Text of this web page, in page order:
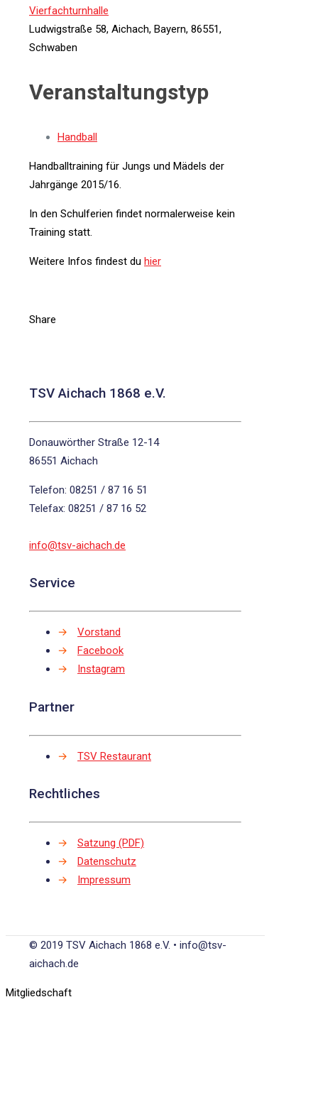
Vierfachturnhalle
Ludwigstraße 58, Aichach, Bayern, 86551,
Schwaben
Veranstaltungstyp
Handball
Handballtraining für Jungs und Mädels der
Jahrgänge 2015/16.
In den Schulferien findet normalerweise kein
Training statt.
Weitere Infos findest du hier
Share
TSV Aichach 1868 e.V.
Donauwörther Straße 12-14
86551 Aichach
Telefon: 08251 / 87 16 51
Telefax: 08251 / 87 16 52
info@tsv-aichach.de
Service
→
Vorstand
→
Facebook
→
Instagram
Partner
→ TSV Restaurant
Rechtliches
→
Satzung (PDF)
→
Datenschutz
→
Impressum
© 2019 TSV Aichach 1868 e.V. • info@tsv-
aichach.de
Mitgliedschaft